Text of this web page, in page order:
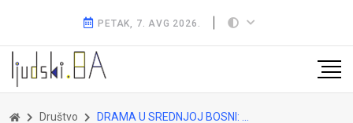
PETAK, 7. AVG 2026.
Društvo DRAMA U SREDNJOJ BOSNI: Prilikom intervencije pucali na policiju, ima ranjenih